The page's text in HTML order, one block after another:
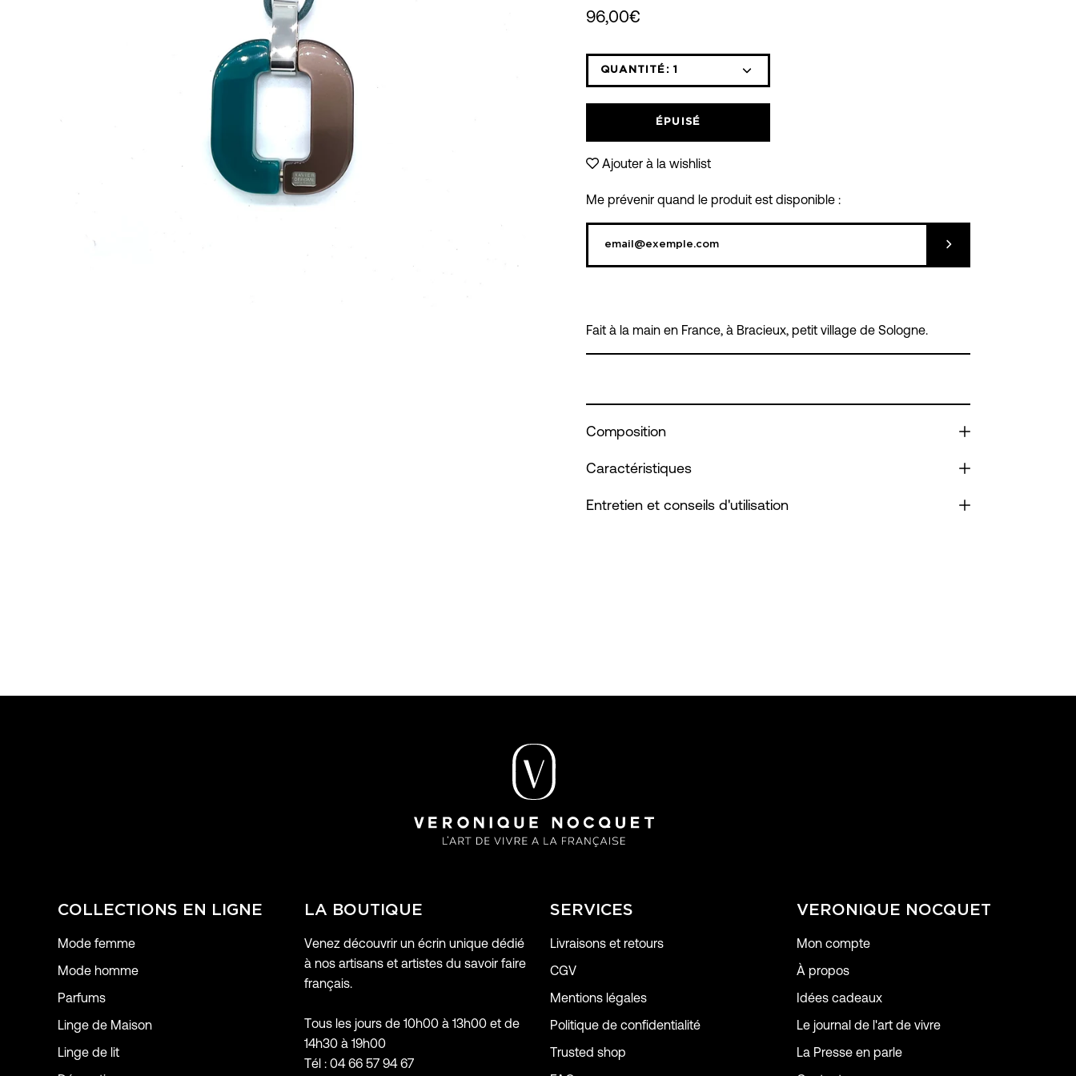
96,00€
QUANTITÉ: 1
ÉPUISÉ
Ajouter à la wishlist
Me prévenir quand le produit est disponible :
Soumettre
Fait à la main en France, à Bracieux, petit village de Sologne.
RENDEZ-VOUS À DISTANCE
Composition
Caractéristiques
Entretien et conseils d'utilisation
COLLECTIONS EN LIGNE
Mode femme
Mode homme
Parfums
Linge de Maison
Linge de lit
LA BOUTIQUE
Venez découvrir un écrin unique dédié
à nos artisans et artistes du savoir faire
français.
Tous les jours de 10h00 à 13h00 et de
14h30 à 19h00
Tél : 04 66 57 94 67
SERVICES
Livraisons et retours
CGV
Mentions légales
Politique de confidentialité
Trusted shop
VERONIQUE NOCQUET
Mon compte
À propos
Idées cadeaux
Le journal de l'art de vivre
La Presse en parle